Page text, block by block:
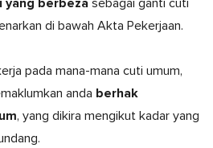
yang berbeza sebagai ganti cuti
di bawah Akta Pekerjaan.
pada mana-mana cuti umum,
anda berhak
, yang dikira mengikut kadar yang